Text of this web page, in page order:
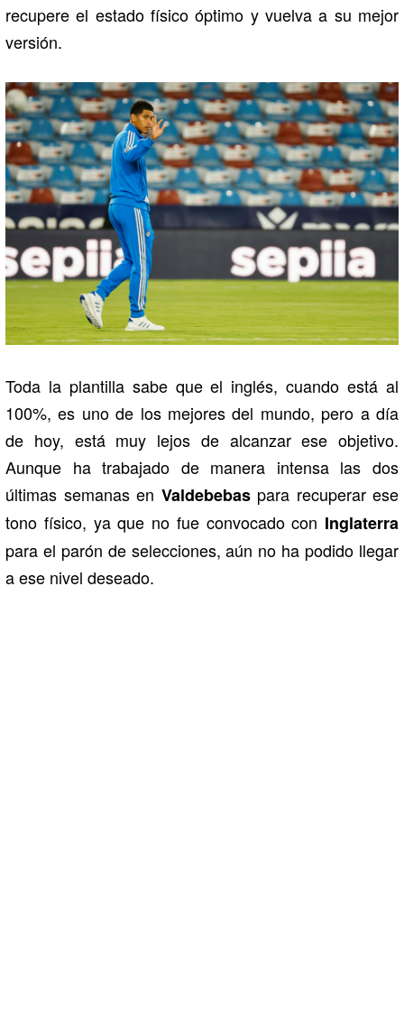
recupere el estado físico óptimo y vuelva a su mejor
versión.
Toda la plantilla sabe que el inglés, cuando está al
100%, es uno de los mejores del mundo, pero a día
de hoy, está muy lejos de alcanzar ese objetivo.
Aunque ha trabajado de manera intensa las dos
últimas semanas en Valdebebas para recuperar ese
tono físico, ya que no fue convocado con Inglaterra
para el parón de selecciones, aún no ha podido llegar
a ese nivel deseado.